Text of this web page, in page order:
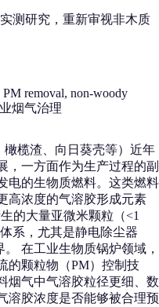
实测研究，重新审视非木质
PM removal, non-woody
烟气治理
橄榄渣、向日葵壳等）近年
，一方面作为生产过程的副
电的生物质燃料。这类燃料
高浓度的气溶胶形成元素
的大量亚微米颗粒（<1
系，尤其是静电除尘器
。 在工业生物质锅炉领域，
的颗粒物（PM）控制技
烟气中气溶胶粒径更细、数
溶胶浓度是否能够被合理预